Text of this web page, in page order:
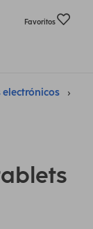
Favoritos
electrónicos